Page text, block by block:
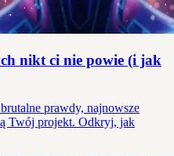
nikt ci nie powie (i jak
prawdy, najnowsze
Twój projekt. Odkryj, jak